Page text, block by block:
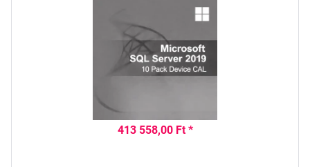
413 558,00 Ft *